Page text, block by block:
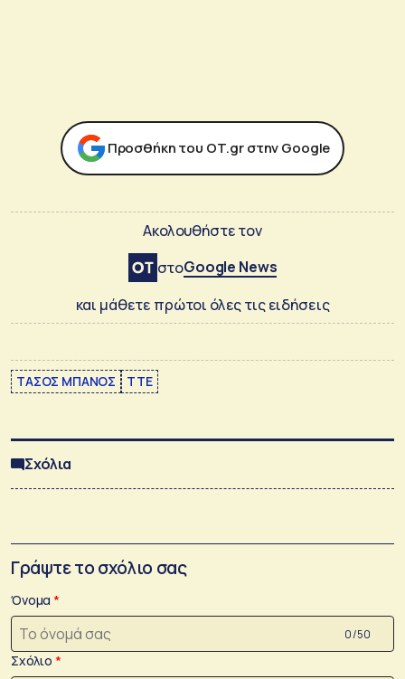
Προσθήκη του ΟΤ.gr στην Google
Ακολουθήστε τον
στοGoogle News
και μάθετε πρώτοι όλες τις ειδήσεις
ΤΑΣΟΣ ΜΠΑΝΟΣ ΤΤΕ
Σχόλια
Γράψτε το σχόλιο σας
Όνομα
0 /50
Σχόλιο